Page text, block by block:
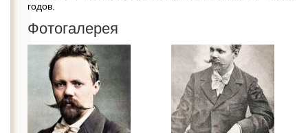
годов.
Фотогалерея